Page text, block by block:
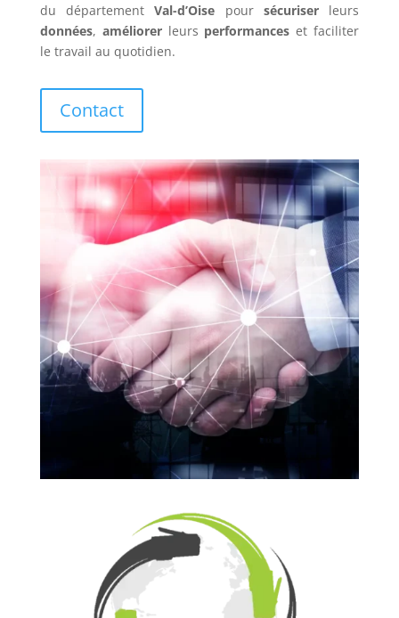
du départementVal-d’Oise pour sécuriserleurs
données, améliorerleurs performances et faciliter
le travail au quotidien.
Contact